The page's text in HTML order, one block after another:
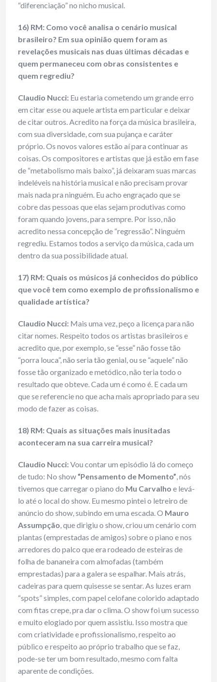
“diferenciação” no nicho musical.
16) RM: Como você analisa o cenário musical
brasileiro? Em sua opinião quem foram as
revelações musicais nas duas últimas décadas e
quem permaneceu com obras consistentes e
quem regrediu?
Claudio Nucci: Eu estaria cometendo um grande erro
em citar esse ou aquele artista em particular e deixar
de citar outros. Acredito na força da música brasileira,
com sua diversidade, com sua pujança e caráter
próprio. Os novos valores estão aí para continuar as
coisas. Os compositores e artistas que já estão em fase
de “metabolismo mais baixo”, já deixaram suas marcas
indeléveis na história musical e não precisam provar
mais nada pra ninguém. Eu acho engraçado que se
cobre das pessoas que elas sejam produtivas como
foram quando jovens, para sempre. Por isso, não
acredito nessa concepção de “regressão”. Ninguém
regrediu. Estamos todos a serviço da música, cada um
dentro da sua possibilidade atual.
17) RM: Quais os músicos já conhecidos do público
que você tem como exemplo de profissionalismo e
qualidade artística?
Claudio Nucci: Mais uma vez, peço a licença para não
citar nomes. Respeito todos os artistas brasileiros e
acredito que, por exemplo, se “esse” não fosse tão
“porra louca”, não seria tão genial, ou se “aquele” não
fosse tão organizado e metódico, não teria todo o
resultado que obteve. Cada um é como é. E cada um
que se referencie no que acha mais apropriado para seu
modo de fazer as coisas.
18) RM: Quais as situações mais inusitadas
aconteceram na sua carreira musical?
Claudio Nucci:Vou contar um episódio lá do começo
de tudo: No show “Pensamento de Momento”, nós
tivemos que carregar o piano do Mu Carvalho e levá-
lo até o local do show. Eu mesmo pintei o letreiro de
anúncio do show, subindo em uma escada. O Mauro
Assumpção, que dirigiu o show, criou um cenário com
plantas (emprestadas de amigos) sobre o piano e nos
arredores do palco que era rodeado de esteiras de
folha de bananeira com almofadas (também
emprestadas) para a galera se espalhar. Mais atrás,
cadeiras para quem quisesse se sentar. As luzes eram
“spots” simples, com papel celofane colorido adaptado
com fitas crepe, pra dar o clima. O show foi um sucesso
e muito elogiado por quem assistiu. Isso mostra que
com criatividade e profissionalismo, respeito ao
público e respeito ao próprio trabalho que se faz,
pode-se ter um bom resultado, mesmo com falta
aparente de condições.